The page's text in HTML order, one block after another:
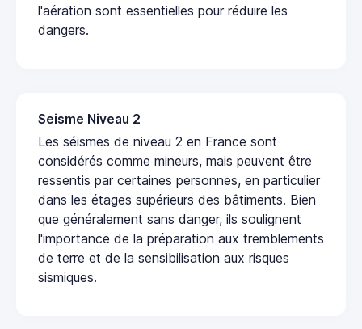
l'aération sont essentielles pour réduire les
dangers.
Seisme Niveau 2
Les séismes de niveau 2 en France sont
considérés comme mineurs, mais peuvent être
ressentis par certaines personnes, en particulier
dans les étages supérieurs des bâtiments. Bien
que généralement sans danger, ils soulignent
l'importance de la préparation aux tremblements
de terre et de la sensibilisation aux risques
sismiques.